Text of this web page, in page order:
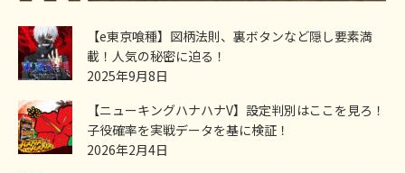
【e東京喰種】図柄法則、裏ボタンなど隠し要素満
載！人気の秘密に迫る！
2025年9月8日
【ニューキングハナハナV】設定判別はここを見ろ！
子役確率を実戦データを基に検証！
2026年2月4日